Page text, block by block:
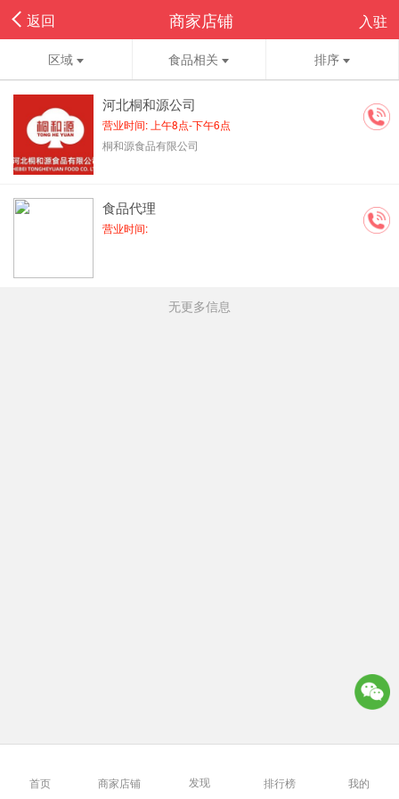
返回 商家店铺 入驻
区域 食品相关 排序
河北桐和源公司
营业时间: 上午8点-下午6点
桐和源食品有限公司
食品代理
营业时间:
无更多信息
首页 商家店铺 发现 排行榜 我的